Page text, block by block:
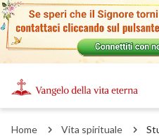
Home Vita spirituale